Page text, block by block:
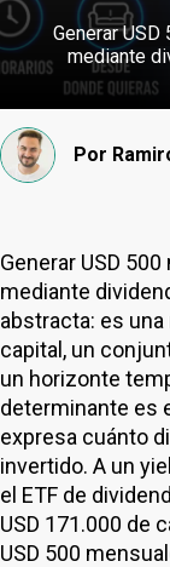
Generar
mediante
Por
Generar USD
mediante
abstracta: es
capital, un
un horizonte
determinante es
expresa cuánto
invertido. A un
el ETF de
USD 171.000 de
USD 500